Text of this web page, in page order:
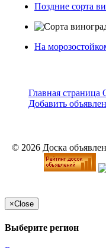
Поздние сорта
На
Главная страница
Добавить
© 2026 Доска
×Close
Выберите регион